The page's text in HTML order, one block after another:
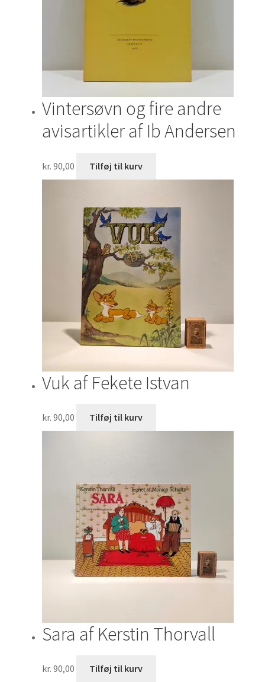
Vintersøvn og fire andre
avisartikler af Ib Andersen
kr. 90,00 Tilføj til kurv
Vuk af Fekete Istvan
kr. 90,00 Tilføj til kurv
Sara af Kerstin Thorvall
kr. 90,00 Tilføj til kurv